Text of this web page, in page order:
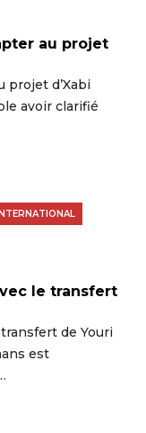
au projet
projet d’Xabi
avoir clarifié
le transfert
de Youri
est